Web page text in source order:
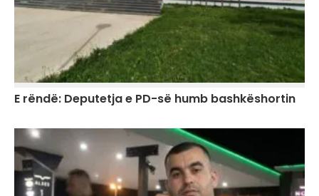
E rëndë: Deputetja e PD-së humb bashkëshortin